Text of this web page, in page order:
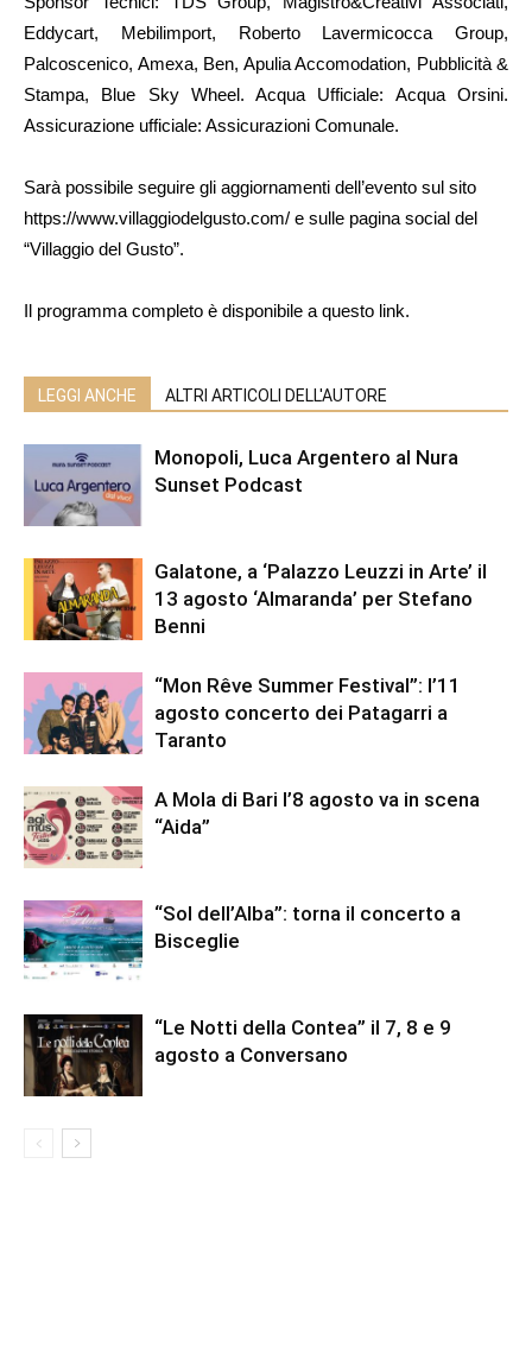
Eddycart, Mebilimport, Roberto Lavermicocca Group,
Palcoscenico, Amexa, Ben, Apulia Accomodation, Pubblicità &
Stampa, Blue Sky Wheel. Acqua Ufficiale: Acqua Orsini.
Assicurazione ufficiale: Assicurazioni Comunale.
Sarà possibile seguire gli aggiornamenti dell’evento sul sito
https://www.villaggiodelgusto.com/ e sulle pagina social del
“Villaggio del Gusto”.
Il programma completo è disponibile a questo link.
LEGGI ANCHE ALTRI ARTICOLI DELL'AUTORE
Monopoli, Luca Argentero al Nura
Sunset Podcast
Galatone, a ‘Palazzo Leuzzi in Arte’ il
13 agosto ‘Almaranda’ per Stefano
Benni
“Mon Rêve Summer Festival”: l’11
agosto concerto dei Patagarri a
Taranto
A Mola di Bari l’8 agosto va in scena
“Aida”
“Sol dell’Alba”: torna il concerto a
Bisceglie
“Le Notti della Contea” il 7, 8 e 9
agosto a Conversano